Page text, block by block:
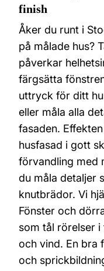
finish
Åker du runt i
på målade hus?
påverkar
färgsätta
uttryck för ditt
eller måla alla
fasaden.
husfasad i gott
förvandling med
du måla detaljer
knutbrädor. Vi
Fönster och
som tål rörelser
och vind. En bra
och